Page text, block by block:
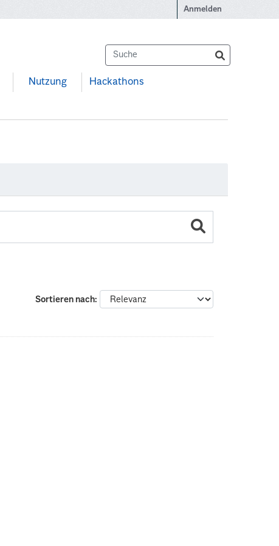
Anmelden
Nutzung Hackathons
Sortieren nach